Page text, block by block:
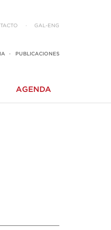
· GAL- ENG
· PUBLICACIONES
AGENDA